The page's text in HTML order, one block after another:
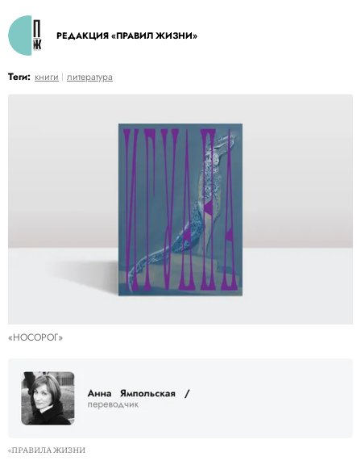
РЕДАКЦИЯ «ПРАВИЛ ЖИЗНИ»
Теги: книги литература
«НОСОРОГ»
«ПРАВИЛА ЖИЗНИ